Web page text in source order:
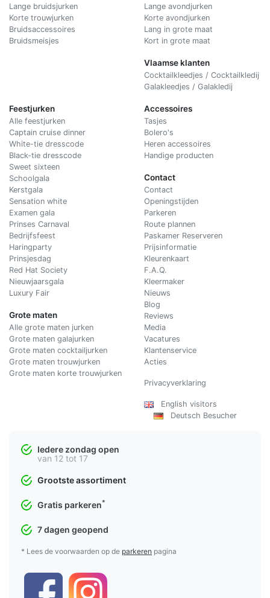
Lange bruidsjurken
Korte trouwjurken
Bruidsaccessoires
Bruidsmeisjes
Lange avondjurken
Korte avondjurken
Lang in grote maat
Kort in grote maat
Vlaamse klanten
Cocktailkleedjes / Cocktailkledij
Galakleedjes / Galakledij
Feestjurken
Alle feestjurken
Captain cruise dinner
White-tie dresscode
Black-tie dresscode
Sweet sixteen
Schoolgala
Kerstgala
Sensation white
Examen gala
Prinses Carnaval
Bedrijfsfeest
Haringparty
Prinsjesdag
Red Hat Society
Nieuwjaarsgala
Luxury Fair
Grote maten
Alle grote maten jurken
Grote maten galajurken
Grote maten cocktailjurken
Grote maten trouwjurken
Grote maten korte trouwjurken
Accessoires
Tasjes
Bolero's
Heren accessoires
Handige producten
Contact
Contact
Openingstijden
Parkeren
Route plannen
Paskamer Reserveren
Prijsinformatie
Kleurenkaart
F.A.Q.
Kleermaker
Nieuws
Blog
Reviews
Media
Vacatures
Klantenservice
Acties
Privacyverklaring
English visitors
Deutsch Besucher
Iedere zondag open
van 12 tot 17
Grootste assortiment
Gratis parkeren*
7 dagen geopend
* Lees de voorwaarden op de parkeren pagina